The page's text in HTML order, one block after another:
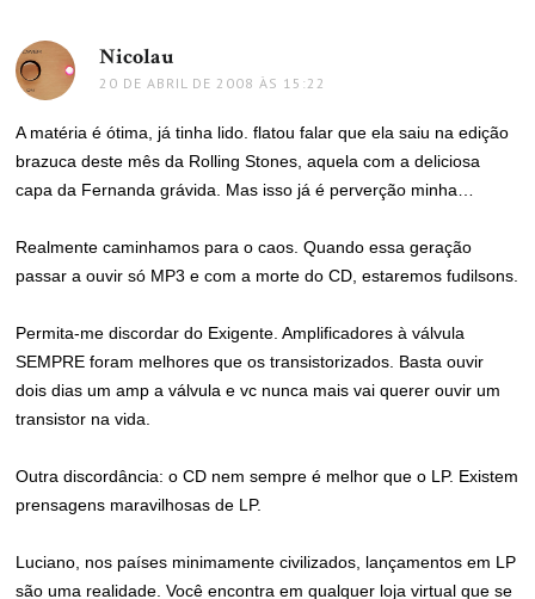
Nicolau
20 DE ABRIL DE 2008 ÀS 15:22
A matéria é ótima, já tinha lido. flatou falar que ela saiu na edição
brazuca deste mês da Rolling Stones, aquela com a deliciosa
capa da Fernanda grávida. Mas isso já é perverção minha…
Realmente caminhamos para o caos. Quando essa geração
passar a ouvir só MP3 e com a morte do CD, estaremos fudilsons.
Permita-me discordar do Exigente. Amplificadores à válvula
SEMPRE foram melhores que os transistorizados. Basta ouvir
dois dias um amp a válvula e vc nunca mais vai querer ouvir um
transistor na vida.
Outra discordância: o CD nem sempre é melhor que o LP. Existem
prensagens maravilhosas de LP.
Luciano, nos países minimamente civilizados, lançamentos em LP
são uma realidade. Você encontra em qualquer loja virtual que se